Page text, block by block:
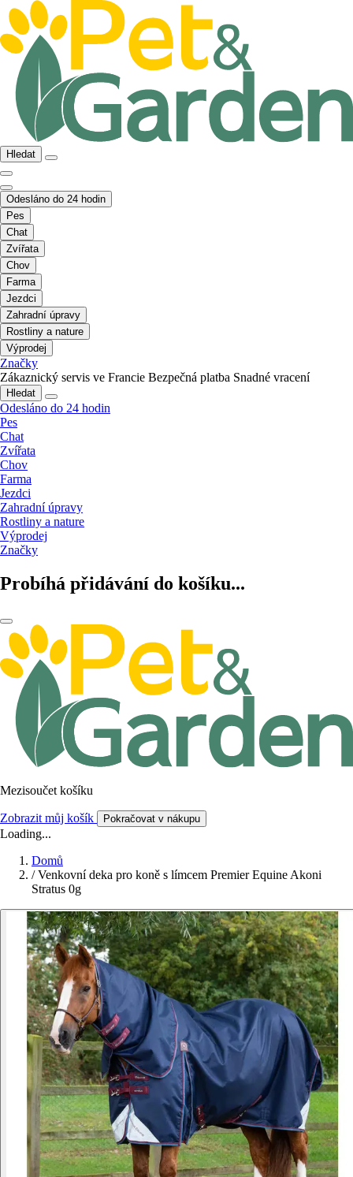
Hledat
Odesláno do 24 hodin
Pes
Chat
Zvířata
Chov
Farma
Jezdci
Zahradní úpravy
Rostliny a nature
Výprodej
Značky
Zákaznický servis ve Francie Bezpečná platba Snadné vracení
Hledat
Odesláno do 24 hodin
Pes
Chat
Zvířata
Chov
Farma
Jezdci
Zahradní úpravy
Rostliny a nature
Výprodej
Značky
Probíhá přidávání do košíku...
Mezisoučet košíku
Zobrazit můj košík Pokračovat v nákupu
Loading...
Domů
/ Venkovní deka pro koně s límcem Premier Equine Akoni
Stratus 0g